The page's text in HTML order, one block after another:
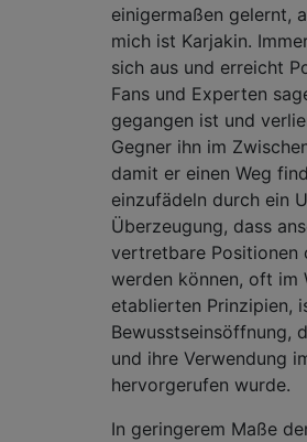
einigermaßen gelernt,
mich ist Karjakin.
sich aus und erreicht
Fans und Experten
gegangen ist und
Gegner ihn im
damit er einen Weg
einzufädeln durch ein
Überzeugung, dass
vertretbare
werden können, oft im
etablierten Prinzipien,
Bewusstseinsöffnung,
und ihre Verwendung
hervorgerufen wurde.
In geringerem Maße